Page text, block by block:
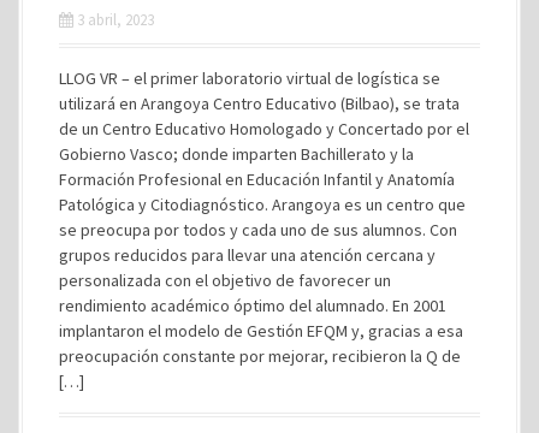
3 abril, 2023
LLOG VR – el primer laboratorio virtual de logística se
utilizará en Arangoya Centro Educativo (Bilbao), se trata
de un Centro Educativo Homologado y Concertado por el
Gobierno Vasco; donde imparten Bachillerato y la
Formación Profesional en Educación Infantil y Anatomía
Patológica y Citodiagnóstico. Arangoya es un centro que
se preocupa por todos y cada uno de sus alumnos. Con
grupos reducidos para llevar una atención cercana y
personalizada con el objetivo de favorecer un
rendimiento académico óptimo del alumnado. En 2001
implantaron el modelo de Gestión EFQM y, gracias a esa
preocupación constante por mejorar, recibieron la Q de
[…]